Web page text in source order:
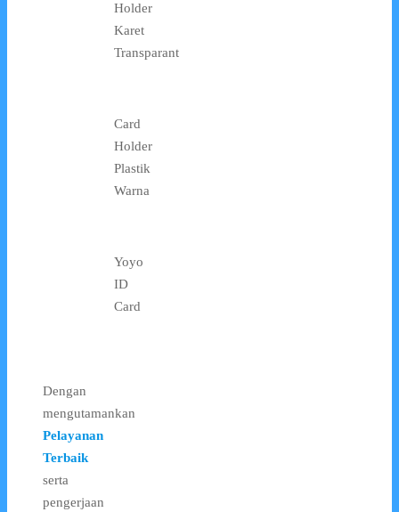
Holder
Karet
Transparant
Card
Holder
Plastik
Warna
Yoyo
ID
Card
Dengan
mengutamankan
Pelayanan
Terbaik
serta
pengerjaan